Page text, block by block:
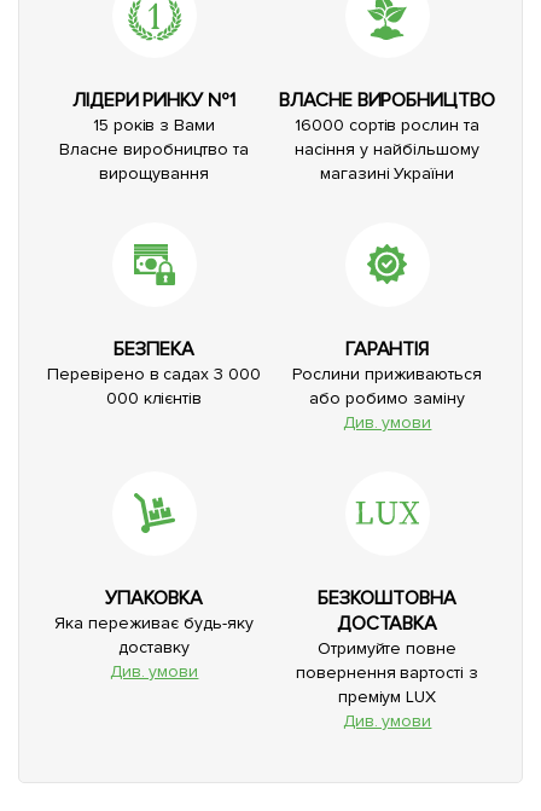
ЛІДЕРИ РИНКУ №1
15 років з Вами
Власне виробництво та
вирощування
ВЛАСНЕ ВИРОБНИЦТВО
16000 сортів рослин та
насіння у найбільшому
магазині України
БЕЗПЕКА
Перевірено в садах 3 000
000 клієнтів
ГАРАНТІЯ
Рослини приживаються
або робимо заміну
Див. умови
УПАКОВКА
Яка переживає будь-яку
доставку
Див. умови
БЕЗКОШТОВНА
ДОСТАВКА
Отримуйте повне
повернення вартості з
преміум LUX
Див. умови